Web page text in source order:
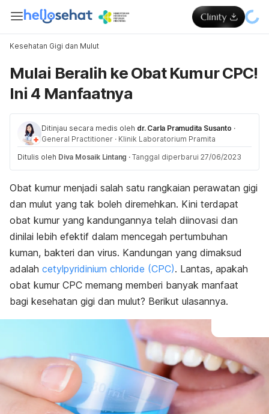
Kesehatan Gigi dan Mulut
Mulai Beralih ke Obat Kumur CPC!
Ini 4 Manfaatnya
Ditinjau secara medis oleh dr. Carla Pramudita Susanto ·
General Practitioner · Klinik Laboratorium Pramita
Ditulis oleh Diva Mosaik Lintang · Tanggal diperbarui 27/06/2023
Obat kumur menjadi salah satu rangkaian perawatan gigi
dan mulut yang tak boleh diremehkan. Kini terdapat
obat kumur yang kandungannya telah diinovasi dan
dinilai lebih efektif dalam mencegah pertumbuhan
kuman, bakteri dan virus. Kandungan yang dimaksud
adalah cetylpyridinium chloride (CPC). Lantas, apakah
obat kumur CPC memang memberi banyak manfaat
bagi kesehatan gigi dan mulut? Berikut ulasannya.